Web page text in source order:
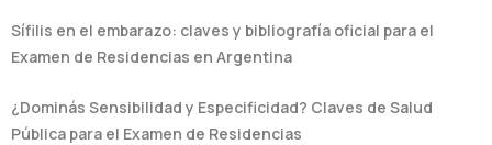
Sífilis en el embarazo: claves y bibliografía oficial para el
Examen de Residencias en Argentina
¿Dominás Sensibilidad y Especificidad? Claves de Salud
Pública para el Examen de Residencias